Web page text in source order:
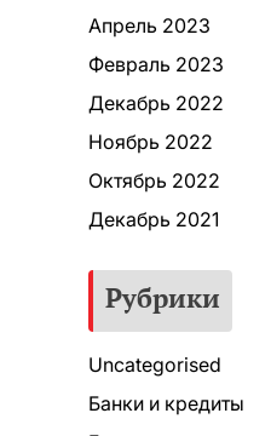
Апрель 2023
Февраль 2023
Декабрь 2022
Ноябрь 2022
Октябрь 2022
Декабрь 2021
Рубрики
Uncategorised
Банки и кредиты